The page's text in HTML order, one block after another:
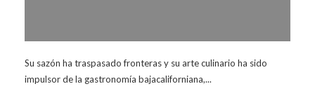
Su sazón ha traspasado fronteras y su arte culinario ha sido
impulsor de la gastronomía bajacaliforniana,...